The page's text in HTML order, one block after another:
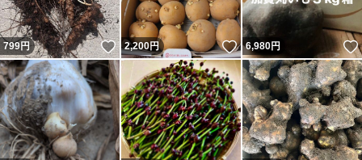
799円 いいね！
2,200円 いいね！
6,980円